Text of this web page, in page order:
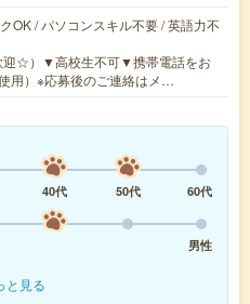
OK / パソコンスキル不要 / 英語力不
迎☆）▼高校生不可▼携帯電話をお
用）※応募後のご連絡はメ…
40代 50代
60代
男性
と見る